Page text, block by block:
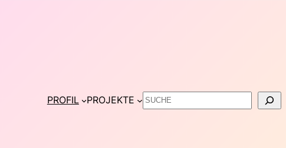
PROFIL PROJEKTE Suchen